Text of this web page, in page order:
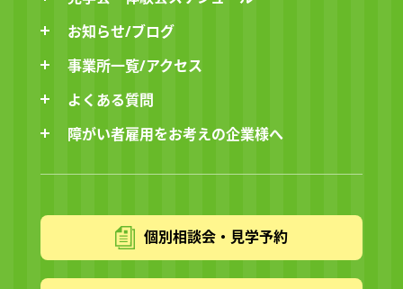
お知らせ/ブログ
事業所一覧/アクセス
よくある質問
障がい者雇用をお考えの企業様へ
個別相談会・見学予約